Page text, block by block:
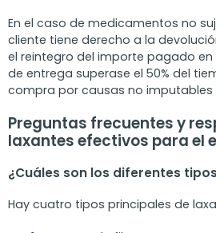
En el caso de medicamentos no
cliente tiene derecho a la
el reintegro del importe pagado
de entrega superase el 50% del
compra por causas no imputables
Preguntas frecuentes y
laxantes efectivos para el
¿Cuáles son los diferentes
Hay cuatro tipos principales de